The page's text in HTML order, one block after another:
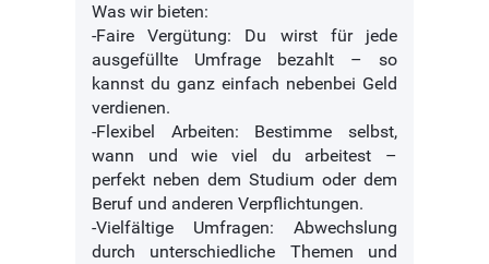
Was wir bieten:
-Faire Vergütung: Du wirst für jede
ausgefüllte Umfrage bezahlt – so
kannst du ganz einfach nebenbei Geld
verdienen.
-Flexibel Arbeiten: Bestimme selbst,
wann und wie viel du arbeitest –
perfekt neben dem Studium oder dem
Beruf und anderen Verpflichtungen.
-Vielfältige Umfragen: Abwechslung
durch unterschiedliche Themen und